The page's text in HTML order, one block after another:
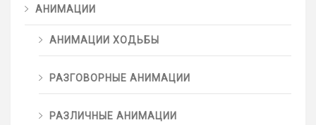
АНИМАЦИИ
АНИМАЦИИ ХОДЬБЫ
РАЗГОВОРНЫЕ АНИМАЦИИ
РАЗЛИЧНЫЕ АНИМАЦИИ